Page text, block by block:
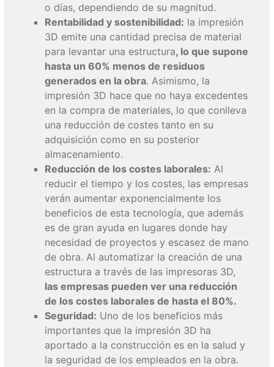
o días, dependiendo de su magnitud.
Rentabilidad y sostenibilidad: la impresión
3D emite una cantidad precisa de material
para levantar una estructura, lo que supone
hasta un 60% menos de residuos
generados en la obra. Asimismo, la
impresión 3D hace que no haya excedentes
en la compra de materiales, lo que conlleva
una reducción de costes tanto en su
adquisición como en su posterior
almacenamiento.
Reducción de los costes laborales: Al
reducir el tiempo y los costes, las empresas
verán aumentar exponencialmente los
beneficios de esta tecnología, que además
es de gran ayuda en lugares donde hay
necesidad de proyectos y escasez de mano
de obra. Al automatizar la creación de una
estructura a través de las impresoras 3D,
las empresas pueden ver una reducción
de los costes laborales de hasta el 80%.
Seguridad: Uno de los beneficios más
importantes que la impresión 3D ha
aportado a la construcción es en la salud y
la seguridad de los empleados en la obra.